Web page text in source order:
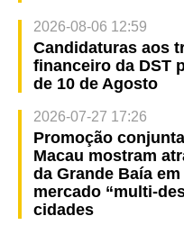
2026-08-06 12:59
Candidaturas aos
financeiro da DST
de 10 de Agosto
2026-07-27 17:26
Promoção
Macau mostram
da Grande Baía
mercado “multi-
cidades